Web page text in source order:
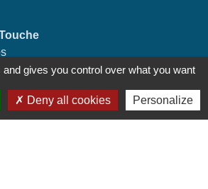
FRANCE
gives you control over what you want
Deny all cookies Personalize